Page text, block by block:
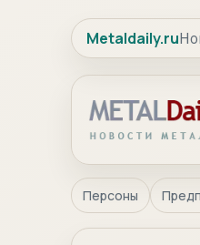
Metaldaily.ru
Персоны